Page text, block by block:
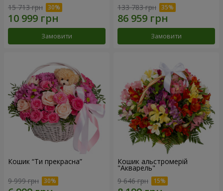
15 713 грн
Замовити
133 783 грн
Замовити
Кошик “Ти прекрасна”
9 999 грн
Кошик альстромерій
"Акварель"
9 646 грн